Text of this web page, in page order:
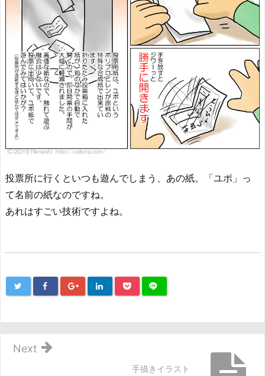
投票所に行くといつも遊んでしまう、あの紙。「ユポ」っ
て名前の紙なのですね。
あれはすごい技術ですよね。
手描きイラスト
Next